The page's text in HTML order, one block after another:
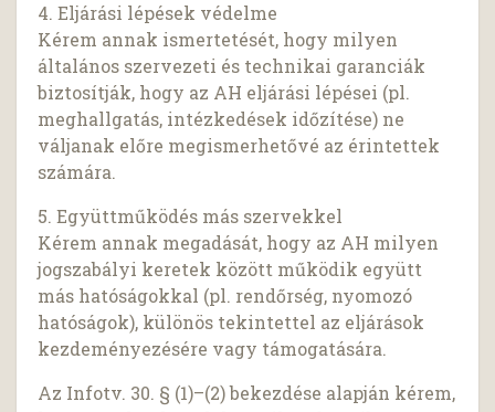
4. Eljárási lépések védelme
Kérem annak ismertetését, hogy milyen
általános szervezeti és technikai garanciák
biztosítják, hogy az AH eljárási lépései (pl.
meghallgatás, intézkedések időzítése) ne
váljanak előre megismerhetővé az érintettek
számára.
5. Együttműködés más szervekkel
Kérem annak megadását, hogy az AH milyen
jogszabályi keretek között működik együtt
más hatóságokkal (pl. rendőrség, nyomozó
hatóságok), különös tekintettel az eljárások
kezdeményezésére vagy támogatására.
Az Infotv. 30. § (1)–(2) bekezdése alapján kérem,